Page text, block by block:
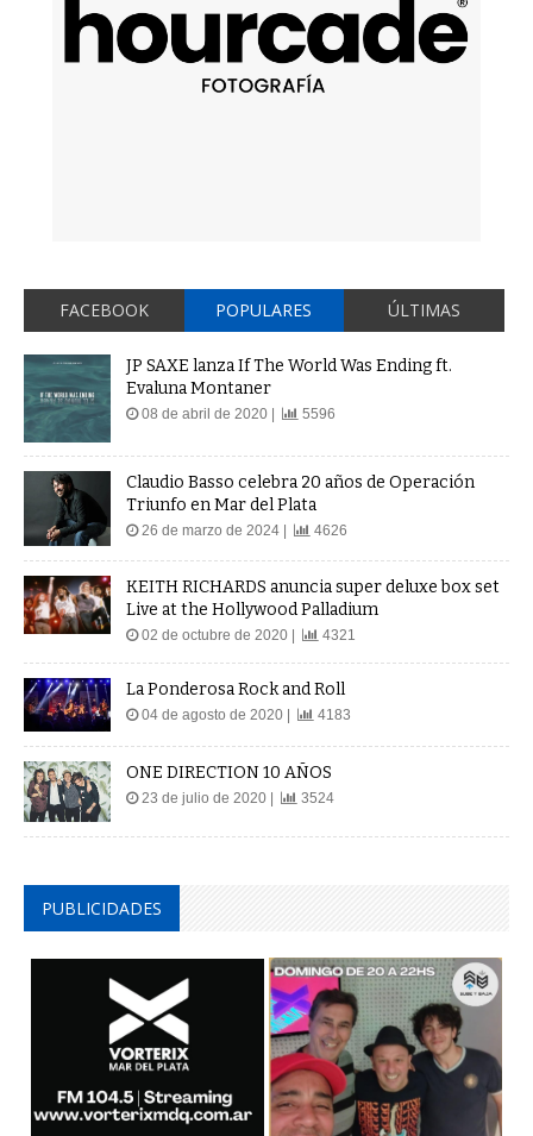
FACEBOOK POPULARES ÚLTIMAS
JP SAXE lanza If The World Was Ending ft.
Evaluna Montaner
08 de abril de 2020 | 5596
Claudio Basso celebra 20 años de Operación
Triunfo en Mar del Plata
26 de marzo de 2024 | 4626
KEITH RICHARDS anuncia super deluxe box set
Live at the Hollywood Palladium
02 de octubre de 2020 | 4321
La Ponderosa Rock and Roll
04 de agosto de 2020 | 4183
ONE DIRECTION 10 AÑOS
23 de julio de 2020 | 3524
PUBLICIDADES